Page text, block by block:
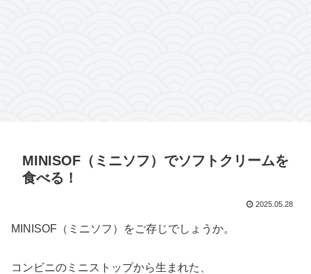
MINISOF（ミニソフ）でソフトクリームを
食べる！
2025.05.28
MINISOF（ミニソフ）をご存じでしょうか。
コンビニのミニストップから生まれた、